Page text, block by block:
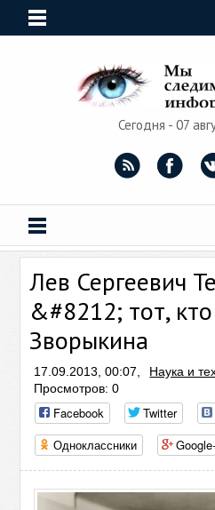
Сегодня - 07
Лев Сергеевич
&#8212; тот,
Зворыкина
17.09.2013, 00:07, Наука и
Просмотров: 0
Facebook Twitter
Одноклассники